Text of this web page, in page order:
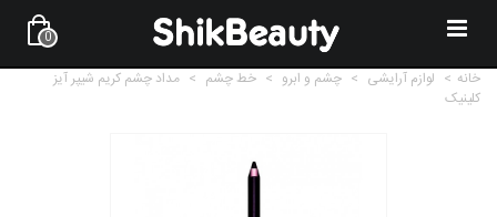
0
خانه > لوازم آرایشی > چشم و ابرو > خط چشم > مداد چشم کریم شیپر آیز
کلینیک